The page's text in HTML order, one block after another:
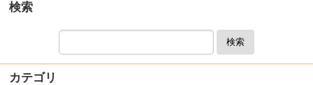
検索
検索
カテゴリ